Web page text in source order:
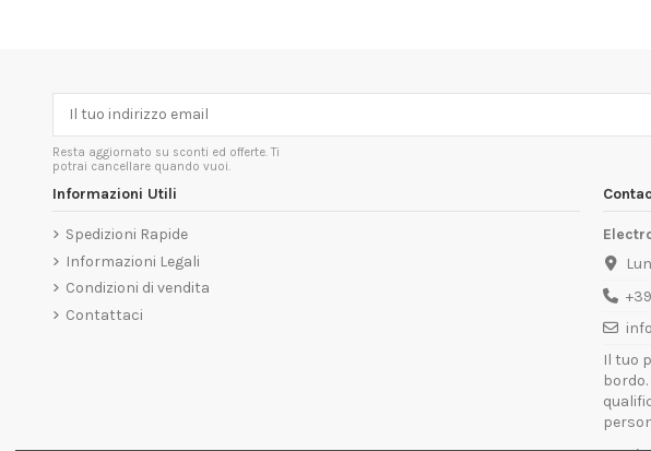
Resta aggiornato su sconti ed offerte. Ti
potrai cancellare quando vuoi.
Informazioni Utili
Spedizioni Rapide
Informazioni Legali
Condizioni di vendita
Contattaci
Il tuo